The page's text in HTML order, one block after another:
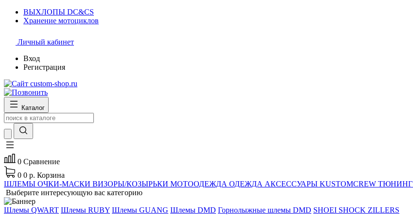
ВЫХЛОПЫ DC&CS
Хранение мотоциклов
Личный кабинет
Вход
Регистрация
Каталог
0 Сравнение
0 0 р. Корзина
ШЛЕМЫ ОЧКИ-МАСКИ ВИЗОРЫ/КОЗЫРЬКИ МОТООДЕЖДА ОДЕЖДА АКСЕССУАРЫ KUSTOMCREW ТЮНИНГ
Выберите интересующую вас категорию
Шлемы QWART Шлемы RUBY Шлемы GUANG Шлемы DMD Горнолыжные шлемы DMD SHOEI SHOCK ZILLERS